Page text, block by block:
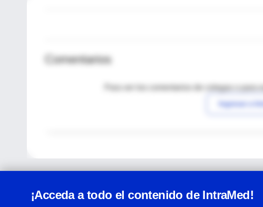
Comentarios
Para ver los comentarios de colegas o para
Ingresar a
¡Acceda a todo el contenido de IntraMed!